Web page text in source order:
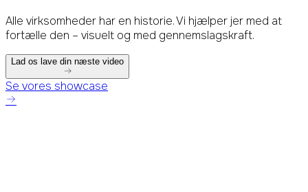
Alle virksomheder har en historie. Vi hjælper jer med at
fortælle den – visuelt og med gennemslagskraft.
Lad os lave din næste video
Se vores showcase